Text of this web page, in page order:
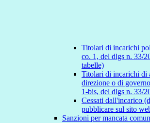
Titolari di incarichi
co. 1, del dlgs n. 33/
tabelle)
Titolari di incarichi di
direzione o di
1-bis, del dlgs n. 33/
Cessati dall'incarico
pubblicare sul sito
Sanzioni per mancata